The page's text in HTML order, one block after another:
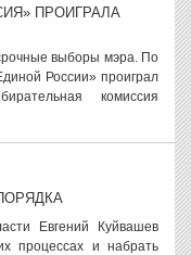
ПРОИГРАЛА
выборы мэра. По
России» проиграл
комиссия
Евгений Куйвашев
процессах и набрать